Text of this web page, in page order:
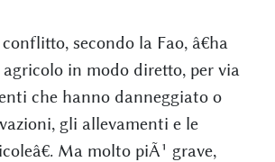
secondo la Fao, â€ha
in modo diretto, per via
che hanno danneggiato o
gli allevamenti e le
Ma molto piÃ¹ grave,